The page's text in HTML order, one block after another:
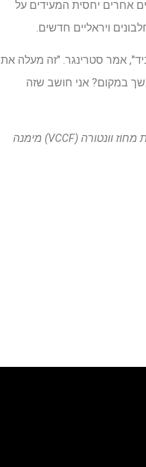
אחרים יחסית המעידים על
אמר סטרינגר. "זה מעלה את
במקום? אני חושב שזה
קרן החינוך והמחקר של הריאה (PERF) ובית הספר לרפואה של UCLA דייוויד גפן (DGSOM)-קרן קהילת מחוז וונטורה (VCCF) מימנה